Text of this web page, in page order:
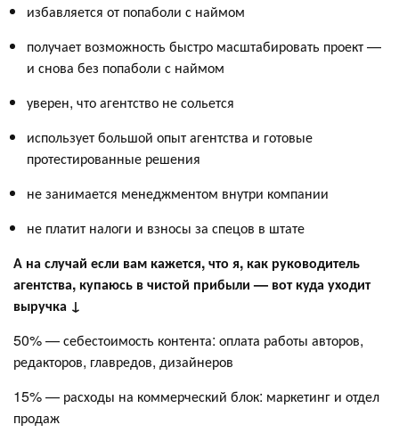
избавляется от попаболи с наймом
получает возможность быстро масштабировать проект —
и снова без попаболи с наймом
уверен, что агентство не сольется
использует большой опыт агентства и готовые
протестированные решения
не занимается менеджментом внутри компании
не платит налоги и взносы за спецов в штате
А на случай если вам кажется, что я, как руководитель
агентства, купаюсь в чистой прибыли — вот куда уходит
выручка ↓
50% — себестоимость контента: оплата работы авторов,
редакторов, главредов, дизайнеров
15% — расходы на коммерческий блок: маркетинг и отдел
продаж